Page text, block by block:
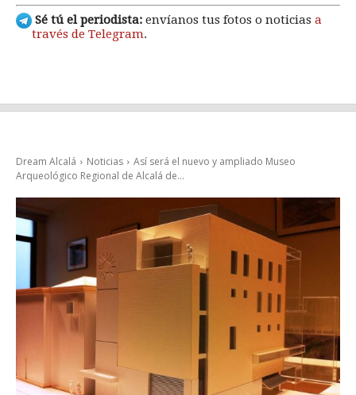
Sé tú el periodista: envíanos tus fotos o noticias a
través de Telegram.